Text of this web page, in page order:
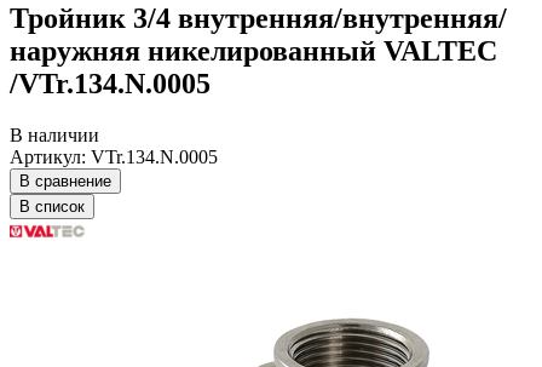
Тройник 3/4 внутренняя/внутренняя/
наружняя никелированный VALTEC
/VTr.134.N.0005
В наличии
Артикул: VTr.134.N.0005
В сравнение
В список